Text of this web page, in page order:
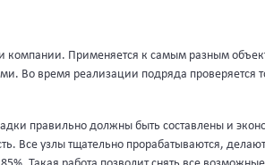
компании. Применяется к самым разным
Во время реализации подряда проверяется
правильно должны быть составлены и
Все узлы тщательно прорабатываются,